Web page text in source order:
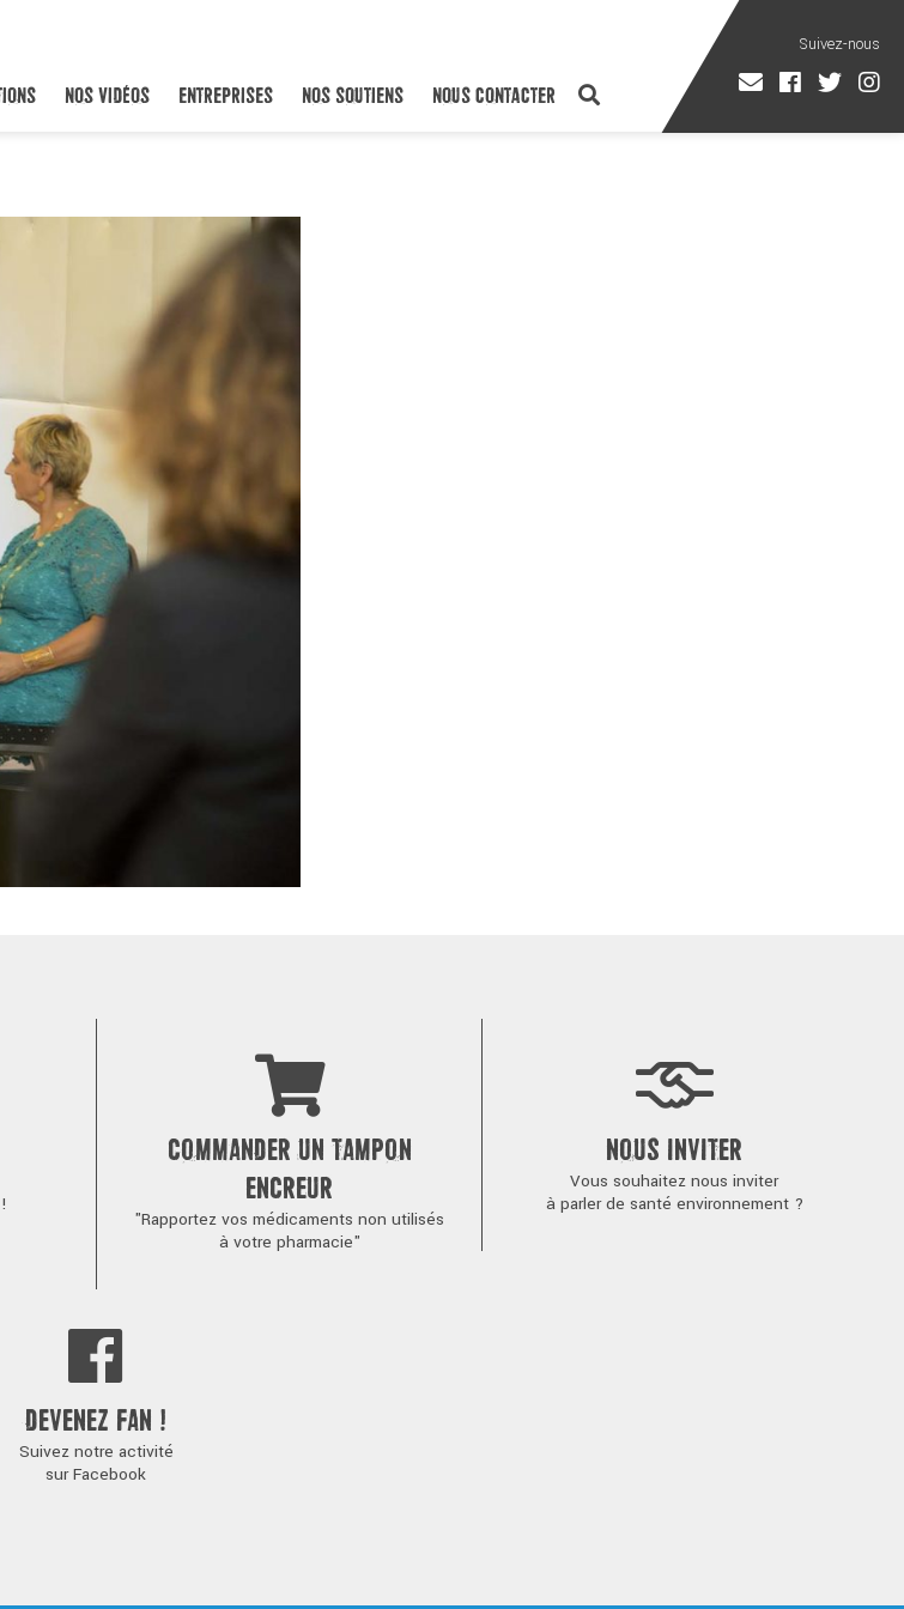
NOS VIDÉOS ENTREPRISES NOS SOUTIENS NOUS CONTACTER
COMMANDER UN TAMPON
ENCREUR
"Rapportez vos médicaments non utilisés
à votre pharmacie"
NOUS INVITER
Vous souhaitez nous inviter
à parler de santé environnement ?
DEVENEZ FAN !
Suivez notre activité
sur Facebook